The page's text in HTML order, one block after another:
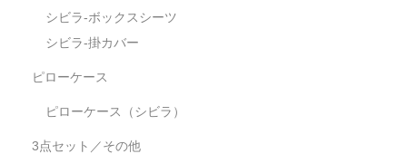
シビラ-ボックスシーツ
シビラ-掛カバー
ピローケース
ピローケース（シビラ）
3点セット／その他